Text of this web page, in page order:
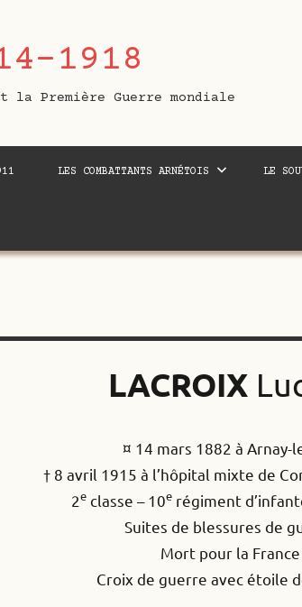
1918
Première Guerre mondiale
LES COMBATTANTS ARNÉTOIS LE
LACROIX
¤ 14 mars 1882 à Arnay-
† 8 avril 1915 à l’hôpital mixte de
2e classe – 10e régiment
Suites de blessures de
Mort pour la France
Croix de guerre avec étoile